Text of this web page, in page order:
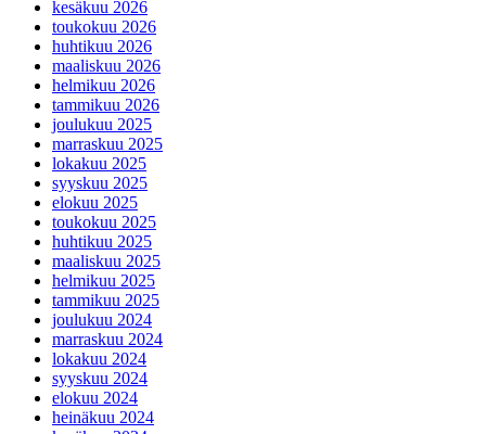
kesäkuu 2026
toukokuu 2026
huhtikuu 2026
maaliskuu 2026
helmikuu 2026
tammikuu 2026
joulukuu 2025
marraskuu 2025
lokakuu 2025
syyskuu 2025
elokuu 2025
toukokuu 2025
huhtikuu 2025
maaliskuu 2025
helmikuu 2025
tammikuu 2025
joulukuu 2024
marraskuu 2024
lokakuu 2024
syyskuu 2024
elokuu 2024
heinäkuu 2024